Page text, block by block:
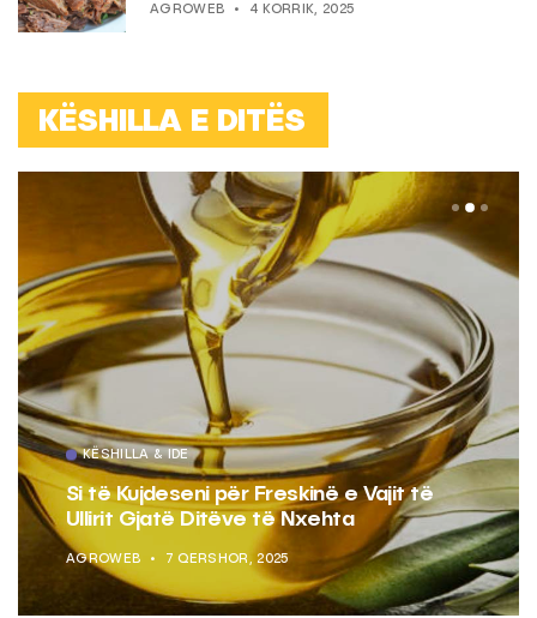
AGROWEB 4 KORRIK, 2025
KËSHILLA E DITËS
KËSHILLA & IDE
Si të Kujdeseni për Freskinë e Vajit të
Ullirit Gjatë Ditëve të Nxehta
AGROWEB 7 QERSHOR, 2025